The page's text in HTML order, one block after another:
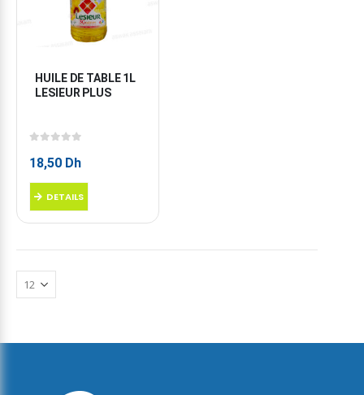
HUILE DE TABLE 1L
LESIEUR PLUS
18,50 Dh
DETAILS